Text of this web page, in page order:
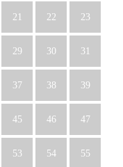
21 22 23
29 30 31
37 38 39
45 46 47
53 54 55